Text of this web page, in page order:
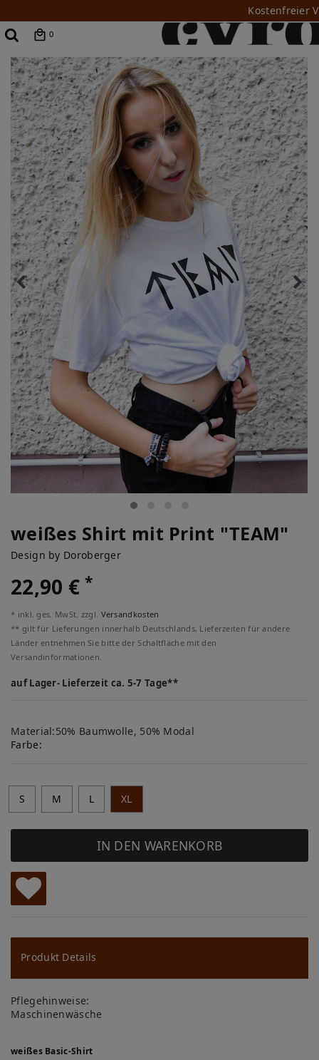
Kostenfreier
0
weißes Shirt mit Print "TEAM"
Design by Doroberger
22,90 €*
* inkl. ges. MwSt. zzgl. Versandkosten
** gilt für Lieferungen innerhalb Deutschlands, Lieferzeiten für andere
Länder entnehmen Sie bitte der Schaltfläche mit den
Versandinformationen.
auf Lager- Lieferzeit ca. 5-7 Tage**
Material:50% Baumwolle, 50% Modal
Farbe:
S M L XL
IN DEN WARENKORB
W
u
ns
ch
lis
te
Produkt Details
Pflegehinweise:
Maschinenwäsche
weißes Basic-Shirt